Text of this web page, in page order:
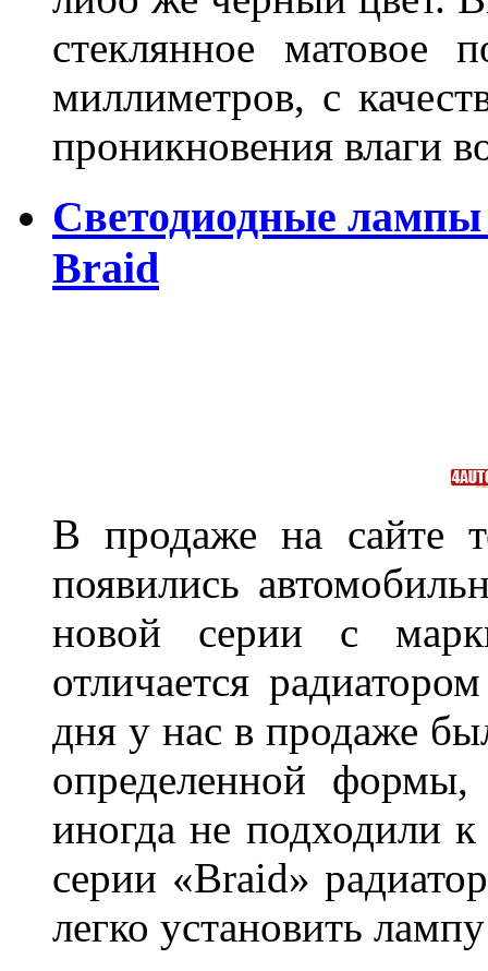
стеклянное матовое
миллиметров, с
проникновения влаги
Светодиодные лампы
Braid
В продаже на сайте
появились
новой серии с
отличается
дня у нас в продаже
определенной
иногда не подходили
серии «Braid»
легко установить